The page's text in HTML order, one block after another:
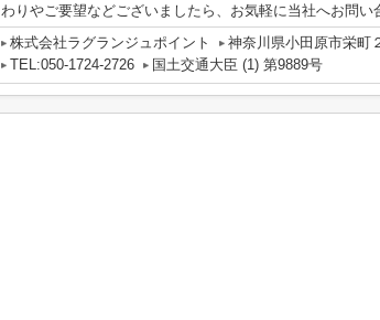
わりやご要望などございましたら、お気軽に当社へお問い
株式会社ラグランジュポイント
神奈川県小田原市栄町
TEL:050-1724-2726
国土交通大臣 (1) 第9889号